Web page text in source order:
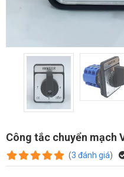
Công tắc chuyển mạch
(3 đánh giá)